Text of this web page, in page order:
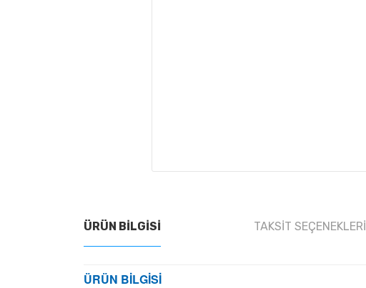
ÜRÜN BILGISI TAKSIT SEÇENEKLERI
ÜRÜN BILGISI